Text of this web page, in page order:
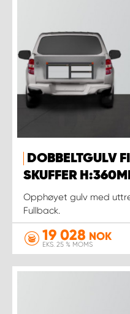
DOBBELTGULV
SKUFFER
Opphøyet gulv med
Fullback.
19 028 NOK
EKS. 25 % MOMS